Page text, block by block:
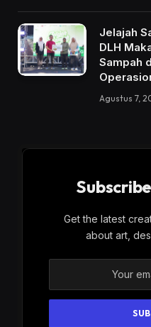
Jelajah
DLH
Sampah
Agustus 7,
Get the latest
about art,